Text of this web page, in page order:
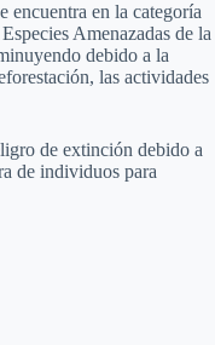
encuentra en la categoría
Amenazadas de la
debido a la
las actividades
de extinción debido a
de individuos para